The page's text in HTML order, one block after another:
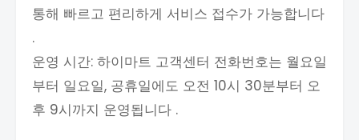
통해 빠르고 편리하게 서비스 접수가 가능합니다
.
운영 시간: 하이마트 고객센터 전화번호는 월요일
부터 일요일, 공휴일에도 오전 10시 30분부터 오
후 9시까지 운영됩니다 .